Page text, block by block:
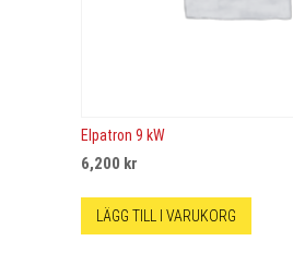
Elpatron 9 kW
6,200 kr
LÄGG TILL I VARUKORG